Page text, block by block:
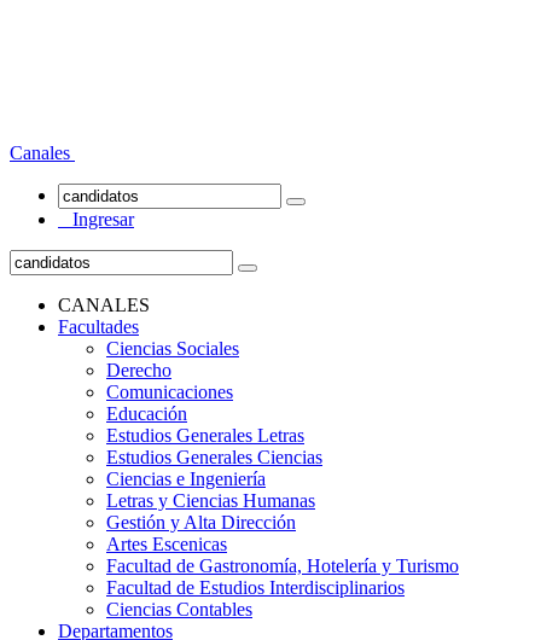
Canales
Ingresar
CANALES
Facultades
Ciencias Sociales
Derecho
Comunicaciones
Educación
Estudios Generales Letras
Estudios Generales Ciencias
Ciencias e Ingeniería
Letras y Ciencias Humanas
Gestión y Alta Dirección
Artes Escenicas
Facultad de Gastronomía, Hotelería y Turismo
Facultad de Estudios Interdisciplinarios
Ciencias Contables
Departamentos